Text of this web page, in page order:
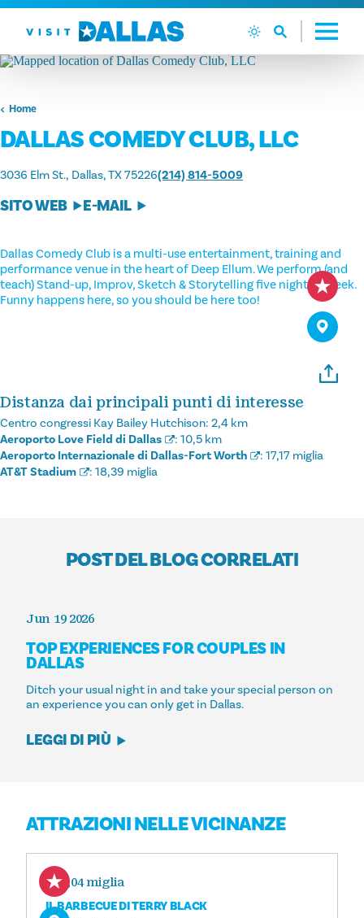
Vai al contenuto
Home
DALLAS COMEDY CLUB, LLC
3036 Elm St. Dallas, TX 75226(214) 814-5009
SITO WEB E-MAIL
Dallas Comedy Club is a multi-use entertainment, training and
performance venue in the heart of Deep Ellum. We perform (and
teach) Stand-up, Improv, Sketch & Storytelling five nights a week.
Funny happens here, so you should be here too!
Distanza dai principali punti di interesse
Centro congressi Kay Bailey Hutchison: 2,4 km
Aeroporto Love Field di Dallas
: 10,5 km
Aeroporto Internazionale di Dallas-Fort Worth
: 17,17 miglia
AT&T Stadium
: 18,39 miglia
POST DEL BLOG CORRELATI
Jun 19 2026
TOP EXPERIENCES FOR COUPLES IN
DALLAS
Ditch your usual night in and take your special person on
an experience you can only get in Dallas.
LEGGI DI PIÙ
ATTRAZIONI NELLE VICINANZE
0,04 miglia
IL BARBECUE DI TERRY BLACK